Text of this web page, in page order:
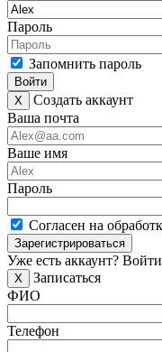
Пароль
Запомнить пароль
Войти
X
Создать аккаунт
Ваша почта
Ваше имя
Пароль
Согласен на
Зарегистрироваться
Уже есть аккаунт? Войти
X
Записаться
ФИО
Телефон